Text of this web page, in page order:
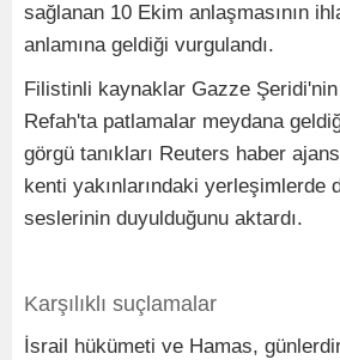
sağlanan 10 Ekim anlaşmasının
anlamına geldiği vurgulandı.
Filistinli kaynaklar Gazze
Refah'ta patlamalar meydana
görgü tanıkları Reuters haber
kenti yakınlarındaki yerleşimlerde
seslerinin duyulduğunu aktardı.
Karşılıklı suçlamalar
İsrail hükümeti ve Hamas,